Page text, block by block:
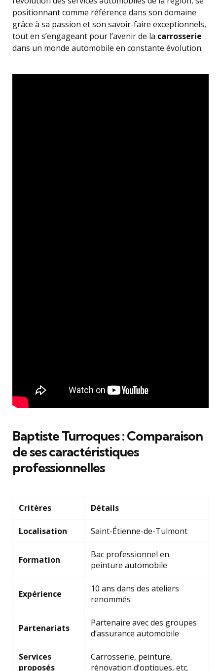
positionnant comme référence dans son domaine
grâce à sa passion et son savoir-faire exceptionnels,
tout en s’engageant pour l’avenir de la carrosserie
dans un monde automobile en constante évolution.
Baptiste Turroques : Comparaison
de ses caractéristiques
professionnelles
Critères Détails
Localisation Saint-Étienne-de-Tulmont
Formation
Bac professionnel en
peinture automobile
Expérience
10 ans dans des ateliers
renommés
Partenariats
Partenaire avec des groupes
d’assurance automobile
Services
proposés
Carrosserie, peinture,
rénovation d’optiques, etc.